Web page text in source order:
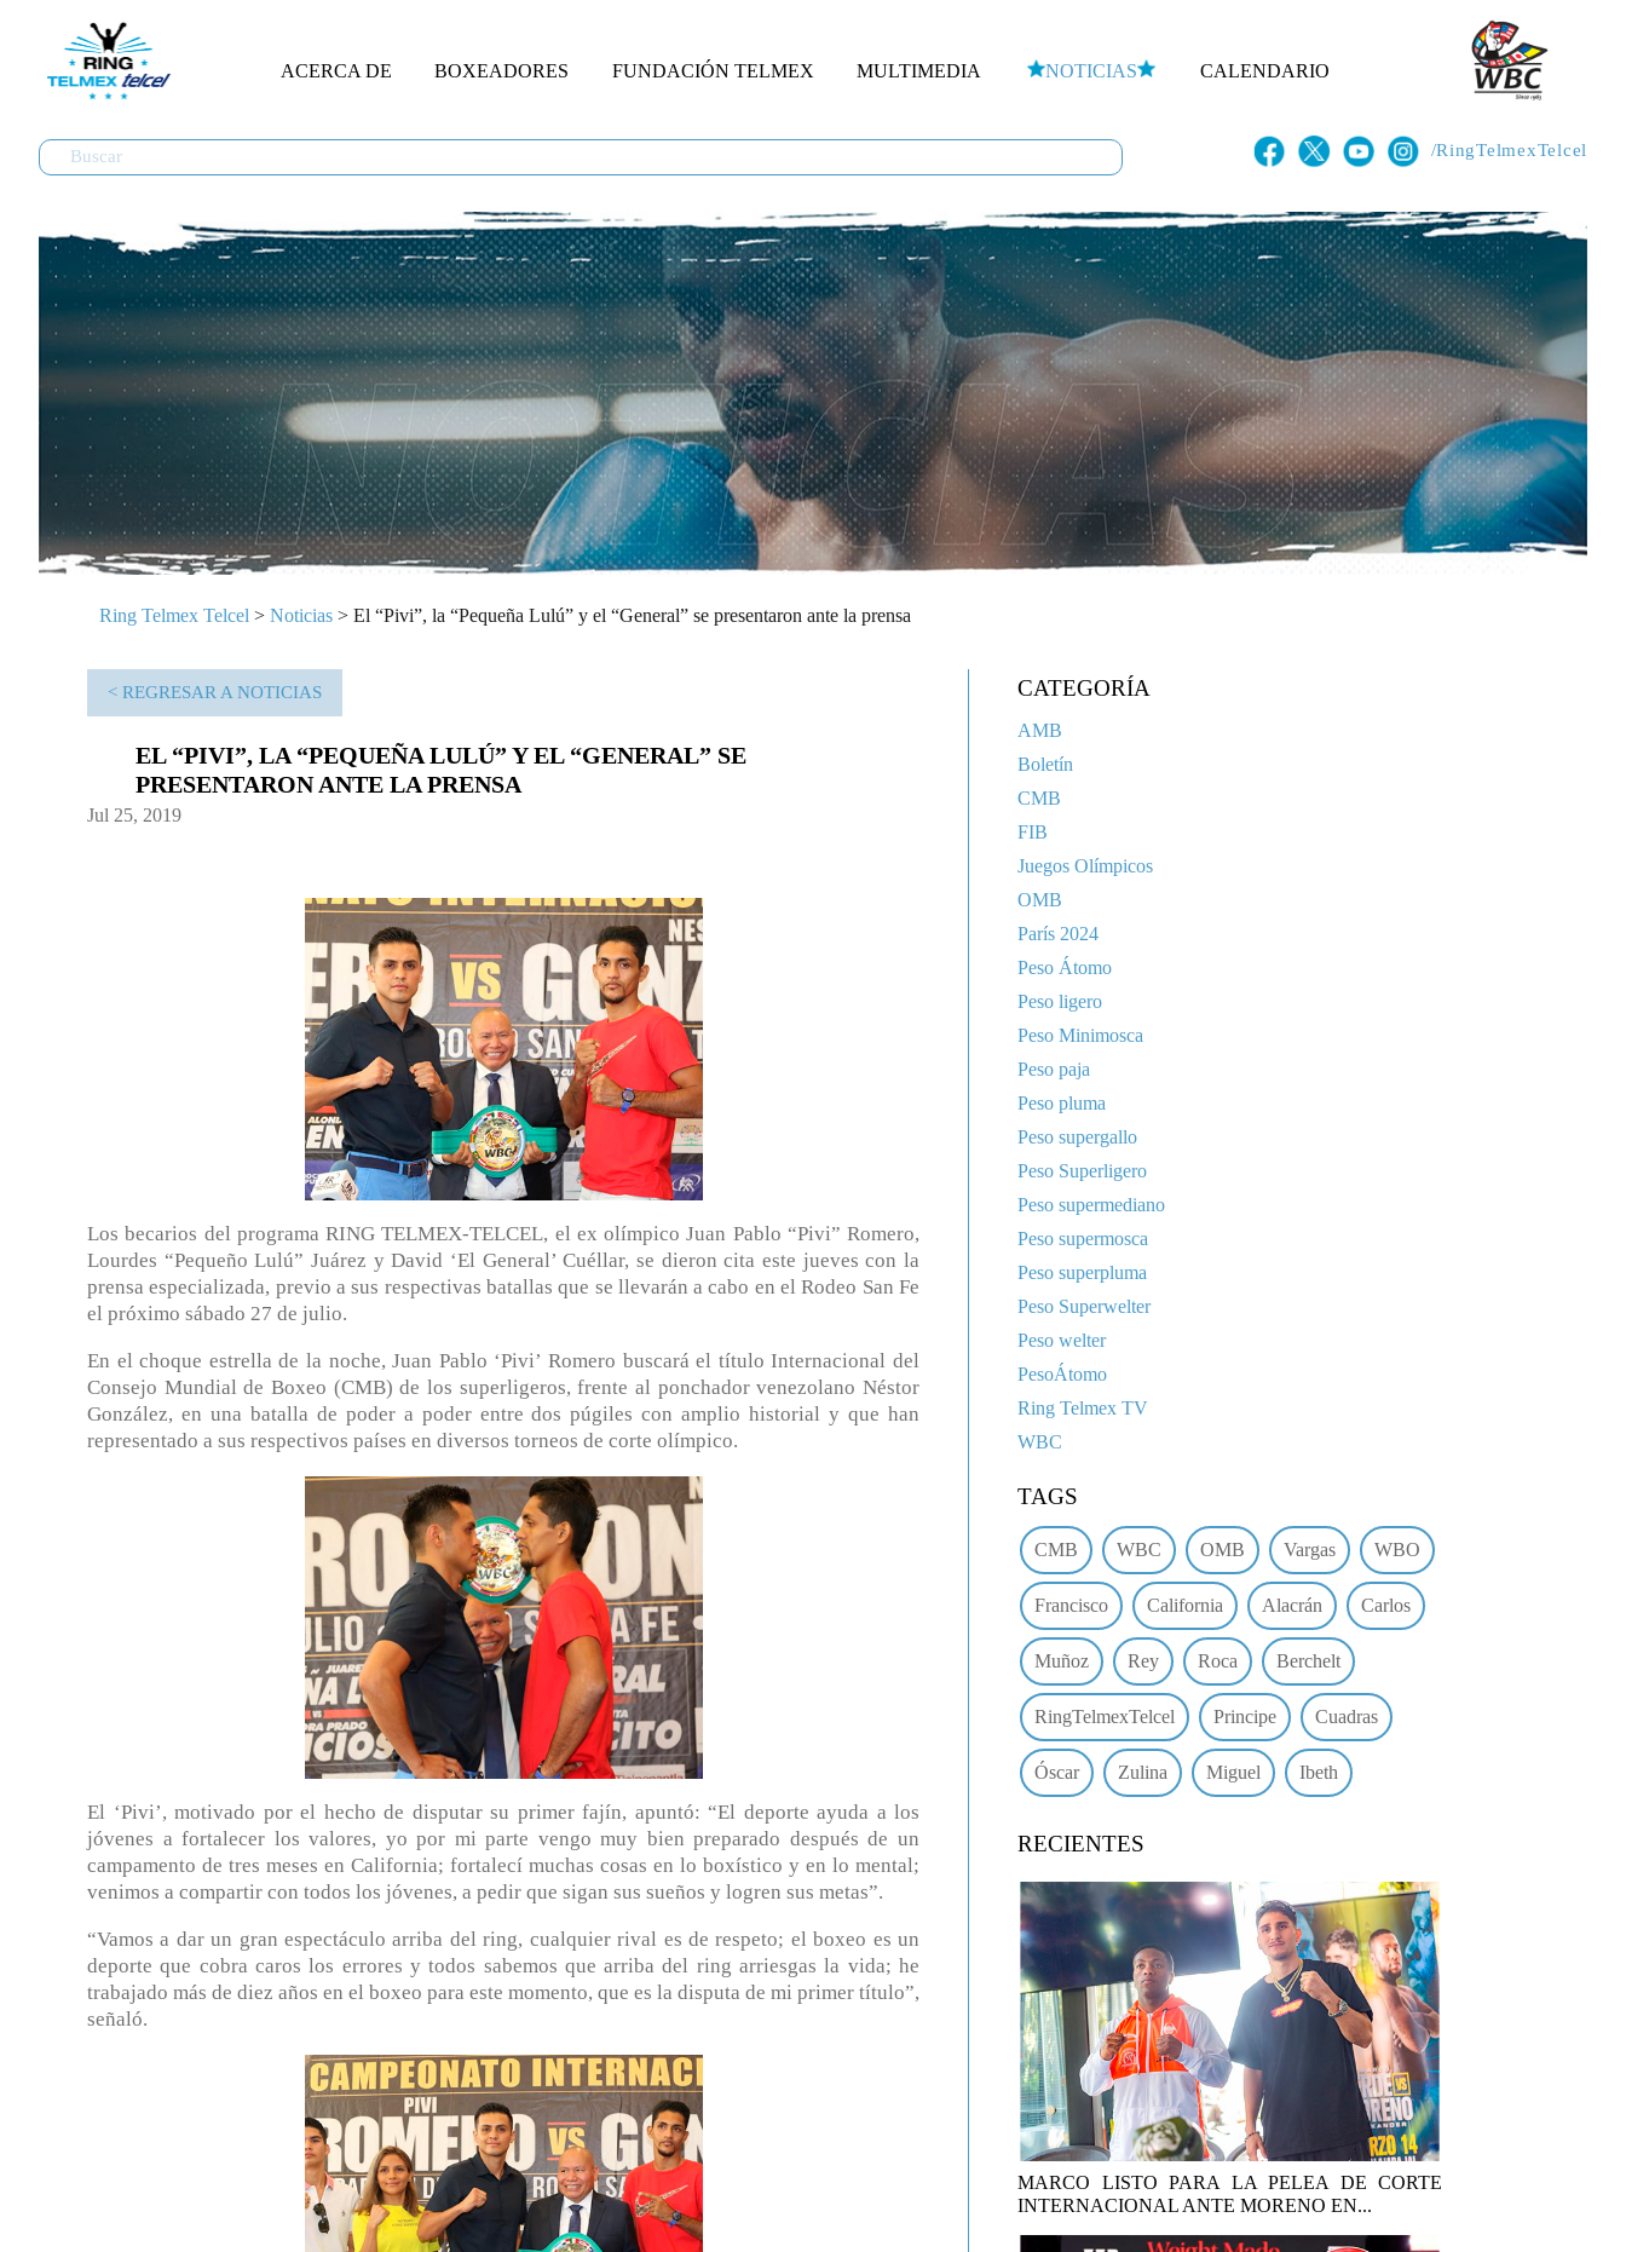
ACERCA DE BOXEADORES FUNDACIÓN TELMEX MULTIMEDIA NOTICIAS CALENDARIO
/RingTelmexTelcel
Ring Telmex Telcel > Noticias > El “Pivi”, la “Pequeña Lulú” y el “General” se presentaron ante la prensa
< REGRESAR A NOTICIAS
EL “PIVI”, LA “PEQUEÑA LULÚ” Y EL “GENERAL” SE
PRESENTARON ANTE LA PRENSA
Jul 25, 2019
Los becarios del programa RING TELMEX-TELCEL, el ex olímpico Juan Pablo “Pivi” Romero,
Lourdes “Pequeño Lulú” Juárez y David ‘El General’ Cuéllar, se dieron cita este jueves con la
prensa especializada, previo a sus respectivas batallas que se llevarán a cabo en el Rodeo San Fe
el próximo sábado 27 de julio.
En el choque estrella de la noche, Juan Pablo ‘Pivi’ Romero buscará el título Internacional del
Consejo Mundial de Boxeo (CMB) de los superligeros, frente al ponchador venezolano Néstor
González, en una batalla de poder a poder entre dos púgiles con amplio historial y que han
representado a sus respectivos países en diversos torneos de corte olímpico.
El ‘Pivi’, motivado por el hecho de disputar su primer fajín, apuntó: “El deporte ayuda a los
jóvenes a fortalecer los valores, yo por mi parte vengo muy bien preparado después de un
campamento de tres meses en California; fortalecí muchas cosas en lo boxístico y en lo mental;
venimos a compartir con todos los jóvenes, a pedir que sigan sus sueños y logren sus metas”.
“Vamos a dar un gran espectáculo arriba del ring, cualquier rival es de respeto; el boxeo es un
deporte que cobra caros los errores y todos sabemos que arriba del ring arriesgas la vida; he
trabajado más de diez años en el boxeo para este momento, que es la disputa de mi primer título”,
señaló.
CATEGORÍA
AMB
Boletín
CMB
FIB
Juegos Olímpicos
OMB
París 2024
Peso Átomo
Peso ligero
Peso Minimosca
Peso paja
Peso pluma
Peso supergallo
Peso Superligero
Peso supermediano
Peso supermosca
Peso superpluma
Peso Superwelter
Peso welter
PesoÁtomo
Ring Telmex TV
WBC
TAGS
CMB WBC OMB Vargas WBO
Francisco California Alacrán Carlos
Muñoz Rey Roca Berchelt
RingTelmexTelcel Principe Cuadras
Óscar Zulina Miguel Ibeth
RECIENTES
MARCO LISTO PARA LA PELEA DE CORTE
INTERNACIONAL ANTE MORENO EN...